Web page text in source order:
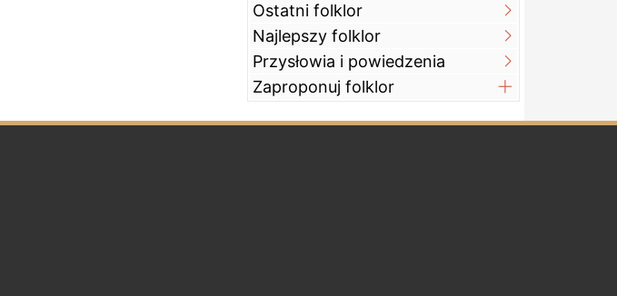
Ostatni folklor
Najlepszy folklor
Przysłowia i powiedzenia
Zaproponuj folklor